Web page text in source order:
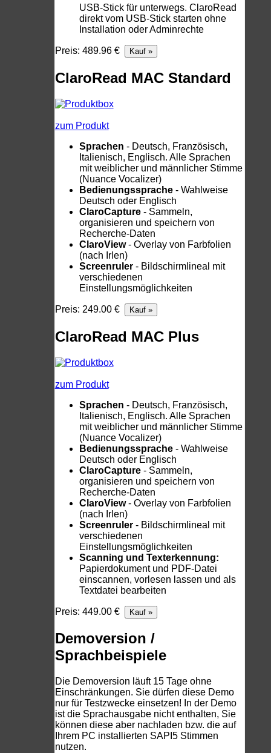
USB-Stick für unterwegs. ClaroRead
direkt vom USB-Stick starten ohne
Installation oder Adminrechte
Preis: 489.96 €
ClaroRead MAC Standard
zum Produkt
Sprachen - Deutsch, Französisch,
Italienisch, Englisch. Alle Sprachen
mit weiblicher und männlicher Stimme
(Nuance Vocalizer)
Bedienungssprache - Wahlweise
Deutsch oder Englisch
ClaroCapture - Sammeln,
organisieren und speichern von
Recherche-Daten
ClaroView- Overlay von Farbfolien
(nach Irlen)
Screenruler- Bildschirmlineal mit
verschiedenen
Einstellungsmöglichkeiten
Preis: 249.00 €
ClaroRead MAC Plus
zum Produkt
Sprachen - Deutsch, Französisch,
Italienisch, Englisch. Alle Sprachen
mit weiblicher und männlicher Stimme
(Nuance Vocalizer)
Bedienungssprache - Wahlweise
Deutsch oder Englisch
ClaroCapture - Sammeln,
organisieren und speichern von
Recherche-Daten
ClaroView- Overlay von Farbfolien
(nach Irlen)
Screenruler- Bildschirmlineal mit
verschiedenen
Einstellungsmöglichkeiten
Scanning und Texterkennung:
Papierdokument und PDF-Datei
einscannen, vorlesen lassen und als
Textdatei bearbeiten
Preis: 449.00 €
Demoversion /
Sprachbeispiele
Die Demoversion läuft 15 Tage ohne
Einschränkungen. Sie dürfen diese Demo
nur für Testzwecke einsetzen! In der Demo
ist die Sprachausgabe nicht enthalten, Sie
können diese aber nachladen bzw. die auf
Ihrem PC installierten SAPI5 Stimmen
nutzen.